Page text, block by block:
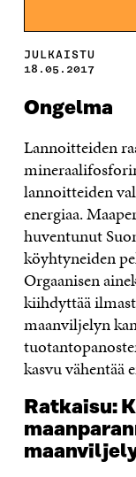
JULKAISTU
18.05.2017
Ongelma
Lannoitteiden
lannoitteiden
energiaa.
huventunut
köyhtyneiden
Orgaanisen
kiihdyttää
maanviljelyn
kasvu vähentää
Ratkaisu: